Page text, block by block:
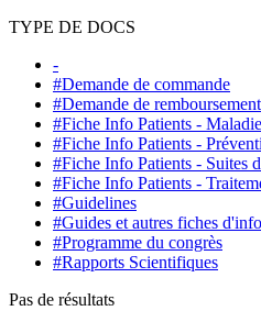
TYPE DE DOCS
-
#Demande de commande
#Demande de remboursement
#Fiche Info Patients -
#Fiche Info Patients -
#Fiche Info Patients - Suites
#Fiche Info Patients -
#Guidelines
#Guides et autres fiches
#Programme du congrès
#Rapports Scientifiques
Pas de résultats